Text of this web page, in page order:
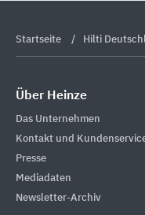
Startseite Hilti
Über Heinze
Das Unternehmen
Kontakt und
Presse
Mediadaten
Newsletter-Archiv